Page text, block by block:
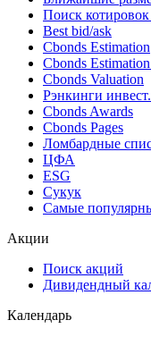
Поиск
Best bid/ask
Cbonds Estimation
Cbonds
Cbonds Valuation
Рэнкинги
Cbonds Awards
Cbonds Pages
Ломбардные
ЦФА
ESG
Сукук
Самые
Акции
Поиск акций
Дивидендный
Календарь